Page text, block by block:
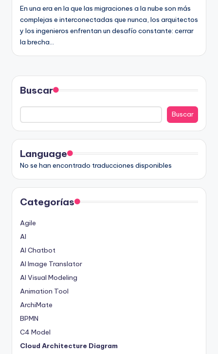
g
it
a
n
si
g
h
t
s
En una era en la que las migraciones a la nube son más
complejas e interconectadas que nunca, los arquitectos
y los ingenieros enfrentan un desafío constante: cerrar
la brecha…
Buscar
Buscar
Language
No se han encontrado traducciones disponibles
Categorías
Agile
AI
AI Chatbot
AI Image Translator
AI Visual Modeling
Animation Tool
ArchiMate
BPMN
C4 Model
Cloud Architecture Diagram